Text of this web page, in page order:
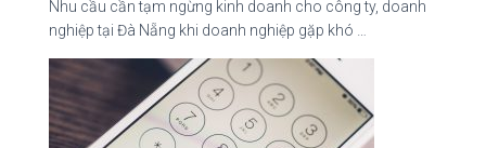
Nhu cầu cần tạm ngừng kinh doanh cho công ty, doanh
nghiệp tại Đà Nẵng khi doanh nghiệp gặp khó …